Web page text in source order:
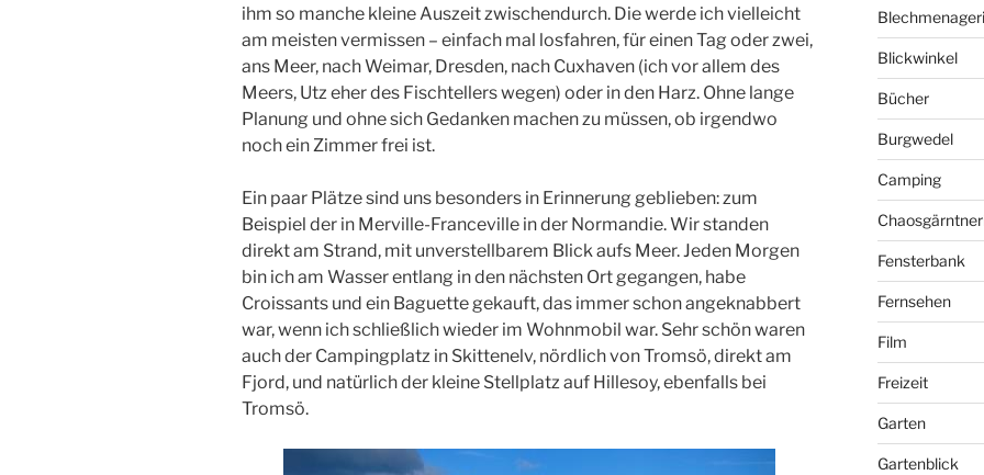
ihm so manche kleine Auszeit zwischendurch. Die werde ich vielleicht
am meisten vermissen – einfach mal losfahren, für einen Tag oder zwei,
ans Meer, nach Weimar, Dresden, nach Cuxhaven (ich vor allem des
Meers, Utz eher des Fischtellers wegen) oder in den Harz. Ohne lange
Planung und ohne sich Gedanken machen zu müssen, ob irgendwo
noch ein Zimmer frei ist.
Ein paar Plätze sind uns besonders in Erinnerung geblieben: zum
Beispiel der in Merville-Franceville in der Normandie. Wir standen
direkt am Strand, mit unverstellbarem Blick aufs Meer. Jeden Morgen
bin ich am Wasser entlang in den nächsten Ort gegangen, habe
Croissants und ein Baguette gekauft, das immer schon angeknabbert
war, wenn ich schließlich wieder im Wohnmobil war. Sehr schön waren
auch der Campingplatz in Skittenelv, nördlich von Tromsö, direkt am
Fjord, und natürlich der kleine Stellplatz auf Hillesoy, ebenfalls bei
Tromsö.
Blickwinkel
Bücher
Burgwedel
Camping
Fensterbank
Fernsehen
Film
Freizeit
Garten
Gartenblick